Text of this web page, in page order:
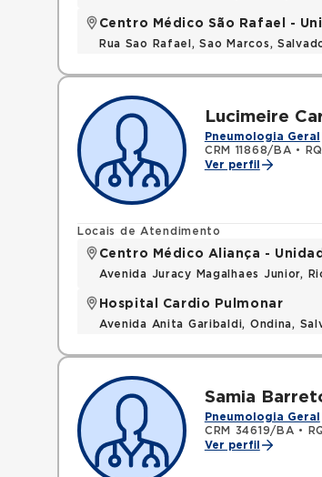
Centro Médico São Rafael -
Rua Sao Rafael, Sao Marcos,
Lucimeire
Pneumologia Geral
CRM 11868/BA •
Ver perfil
Locais de Atendimento
Centro Médico Aliança -
Avenida Juracy Magalhaes Junior,
Hospital Cardio Pulmonar
Avenida Anita Garibaldi, Ondina,
Samia
Pneumologia Geral
CRM 34619/BA •
Ver perfil